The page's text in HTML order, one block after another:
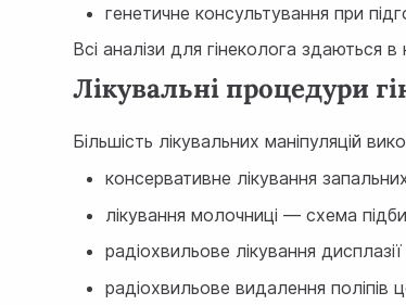
генетичне консультування при
Всі аналізи для гінеколога здаються в
Лікувальні процедури
Більшість лікувальних маніпуляцій
консервативне лікування
лікування молочниці — схема
радіохвильове лікування
радіохвильове видалення поліпів